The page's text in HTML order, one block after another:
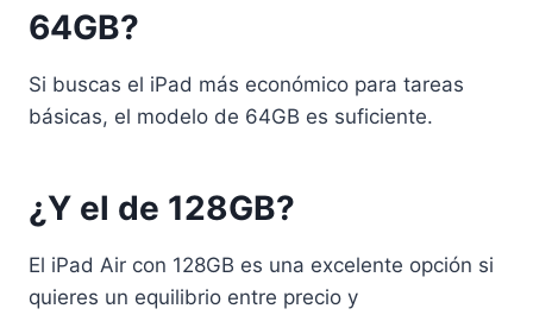
64GB?
Si buscas el iPad más económico para tareas
básicas, el modelo de 64GB es suficiente.
¿Y el de 128GB?
El iPad Air con 128GB es una excelente opción si
quieres un equilibrio entre precio y